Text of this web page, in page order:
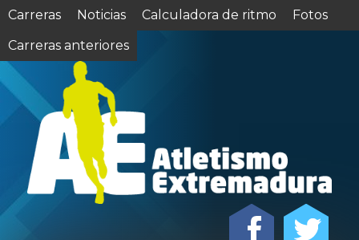
Carreras Noticias Calculadora de ritmo
Fotos
Carreras anteriores